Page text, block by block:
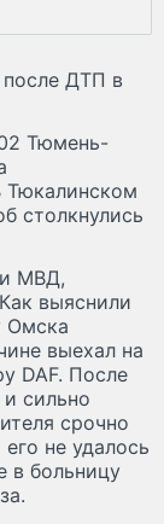
после ДТП в
Тюмень-
Тюкалинском
столкнулись
МВД,
выяснили
Омска
выехал на
DAF. После
сильно
срочно
не удалось
в больницу